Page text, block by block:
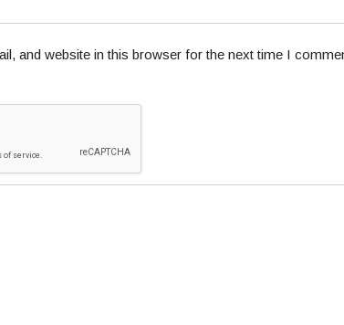
and website in this browser for the next time I